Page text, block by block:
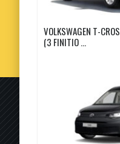
VOLKSWAGEN T-
(3 FINITIO ...